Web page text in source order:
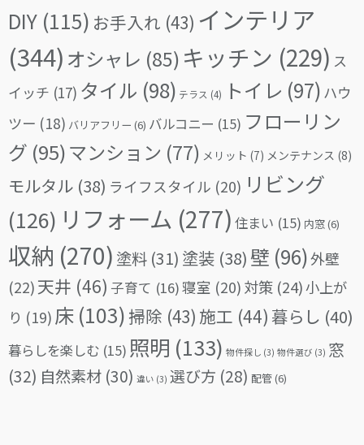
DIY (115) お手入れ (43) インテリア
(344) オシャレ (85) キッチン (229) ス
イッチ (17) タイル (98) テラス (4) トイレ (97) ハウ
ツー (18) バリアフリー (6) バルコニー (15) フローリン
グ (95)マンション (77) メリット (7) メンテナンス (8)
モルタル (38) ライフスタイル (20) リビング
(126) リフォーム (277) 住まい (15) 内窓(6)
収納 (270) 塗料 (31) 塗装 (38) 壁 (96)外壁
(22)天井 (46) 子育て (16)寝室 (20) 対策 (24)小上が
り (19) 床 (103)掃除 (43) 施工 (44) 暮らし (40)
暮らしを楽しむ (15) 照明 (133) 物件探し (3) 物件選び (3) 窓
(32) 自然素材 (30) 違い (3) 選び方 (28) 配管(6)